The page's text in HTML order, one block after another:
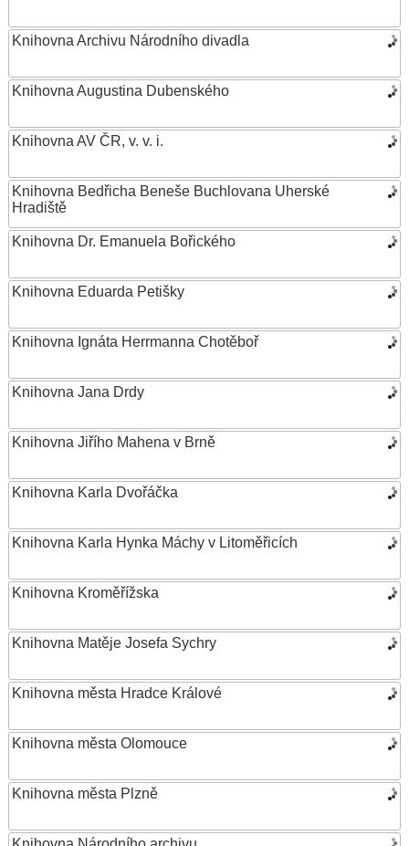
Knihovna Archivu Národního divadla
Knihovna Augustina Dubenského
Knihovna AV ČR, v. v. i.
Knihovna Bedřicha Beneše Buchlovana Uherské
Hradiště
Knihovna Dr. Emanuela Bořického
Knihovna Eduarda Petišky
Knihovna Ignáta Herrmanna Chotěboř
Knihovna Jana Drdy
Knihovna Jiřího Mahena v Brně
Knihovna Karla Dvořáčka
Knihovna Karla Hynka Máchy v Litoměřicích
Knihovna Kroměřížska
Knihovna Matěje Josefa Sychry
Knihovna města Hradce Králové
Knihovna města Olomouce
Knihovna města Plzně